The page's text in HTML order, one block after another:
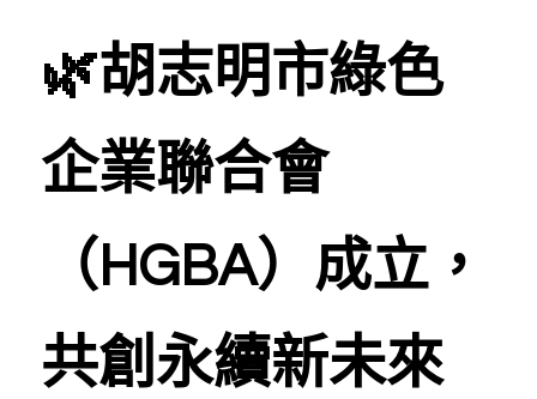
🌿胡志明市綠色
企業聯合會
（HGBA）成立，
共創永續新未來